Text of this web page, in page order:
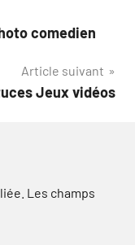
comedien
Article suivant
Jeux vidéos
Les champs